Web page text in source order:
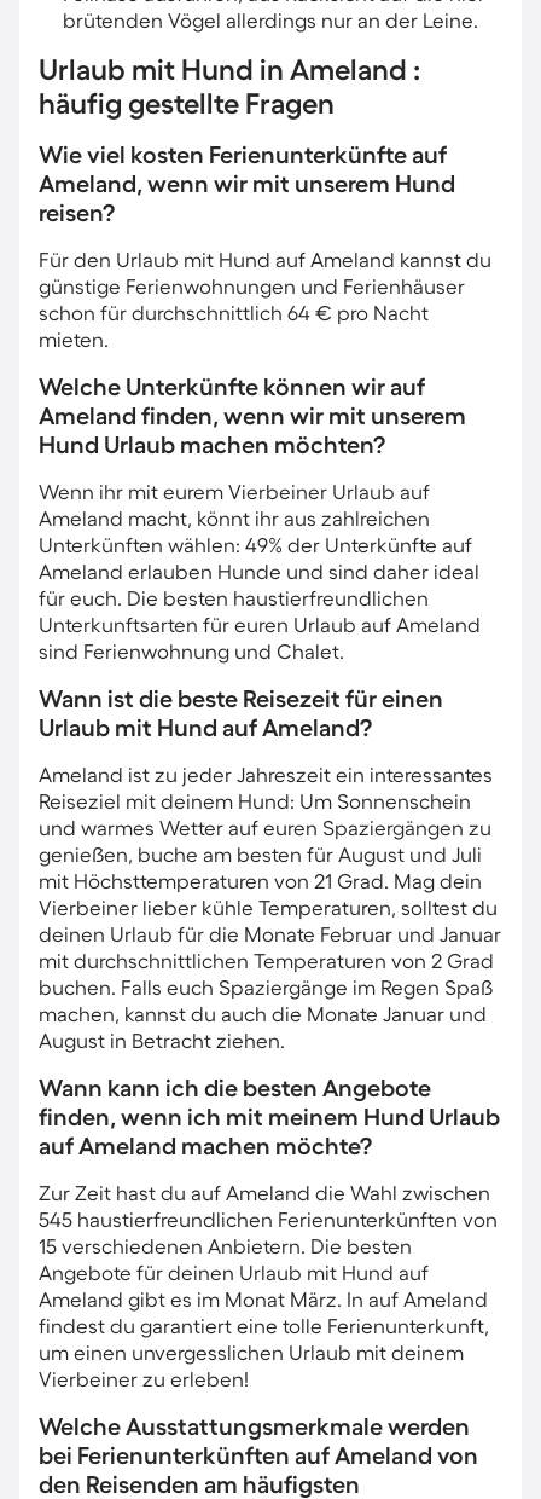
brütenden Vögel allerdings nur an der Leine.
Urlaub mit Hund in Ameland :
häufig gestellte Fragen
Wie viel kosten Ferienunterkünfte auf
Ameland, wenn wir mit unserem Hund
reisen?
Für den Urlaub mit Hund auf Ameland kannst du
günstige Ferienwohnungen und Ferienhäuser
schon für durchschnittlich 64 € pro Nacht
mieten.
Welche Unterkünfte können wir auf
Ameland finden, wenn wir mit unserem
Hund Urlaub machen möchten?
Wenn ihr mit eurem Vierbeiner Urlaub auf
Ameland macht, könnt ihr aus zahlreichen
Unterkünften wählen: 49% der Unterkünfte auf
Ameland erlauben Hunde und sind daher ideal
für euch. Die besten haustierfreundlichen
Unterkunftsarten für euren Urlaub auf Ameland
sind Ferienwohnung und Chalet.
Wann ist die beste Reisezeit für einen
Urlaub mit Hund auf Ameland?
Ameland ist zu jeder Jahreszeit ein interessantes
Reiseziel mit deinem Hund: Um Sonnenschein
und warmes Wetter auf euren Spaziergängen zu
genießen, buche am besten für August und Juli
mit Höchsttemperaturen von 21 Grad. Mag dein
Vierbeiner lieber kühle Temperaturen, solltest du
deinen Urlaub für die Monate Februar und Januar
mit durchschnittlichen Temperaturen von 2 Grad
buchen. Falls euch Spaziergänge im Regen Spaß
machen, kannst du auch die Monate Januar und
August in Betracht ziehen.
Wann kann ich die besten Angebote
finden, wenn ich mit meinem Hund Urlaub
auf Ameland machen möchte?
Zur Zeit hast du auf Ameland die Wahl zwischen
545 haustierfreundlichen Ferienunterkünften von
15 verschiedenen Anbietern. Die besten
Angebote für deinen Urlaub mit Hund auf
Ameland gibt es im Monat März. In auf Ameland
findest du garantiert eine tolle Ferienunterkunft,
um einen unvergesslichen Urlaub mit deinem
Vierbeiner zu erleben!
Welche Ausstattungsmerkmale werden
bei Ferienunterkünften auf Ameland von
den Reisenden am häufigsten